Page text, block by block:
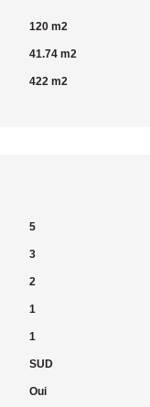
120 m2
41.74 m2
422 m2
5
3
2
1
1
SUD
Oui